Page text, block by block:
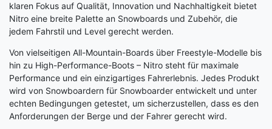
klaren Fokus auf Qualität, Innovation und Nachhaltigkeit bietet
Nitro eine breite Palette an Snowboards und Zubehör, die
jedem Fahrstil und Level gerecht werden.
Von vielseitigen All-Mountain-Boards über Freestyle-Modelle bis
hin zu High-Performance-Boots – Nitro steht für maximale
Performance und ein einzigartiges Fahrerlebnis. Jedes Produkt
wird von Snowboardern für Snowboarder entwickelt und unter
echten Bedingungen getestet, um sicherzustellen, dass es den
Anforderungen der Berge und der Fahrer gerecht wird.